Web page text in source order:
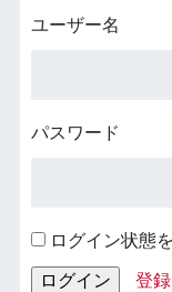
ユーザー名
パスワード
ログイン状態
登録